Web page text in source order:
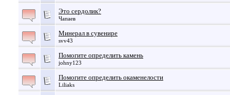
Это сердолик?
Чапаев
Минерал в сувенире
svv43
Помогите определить камень
johny123
Помогите определить окаменелости
Liliaks